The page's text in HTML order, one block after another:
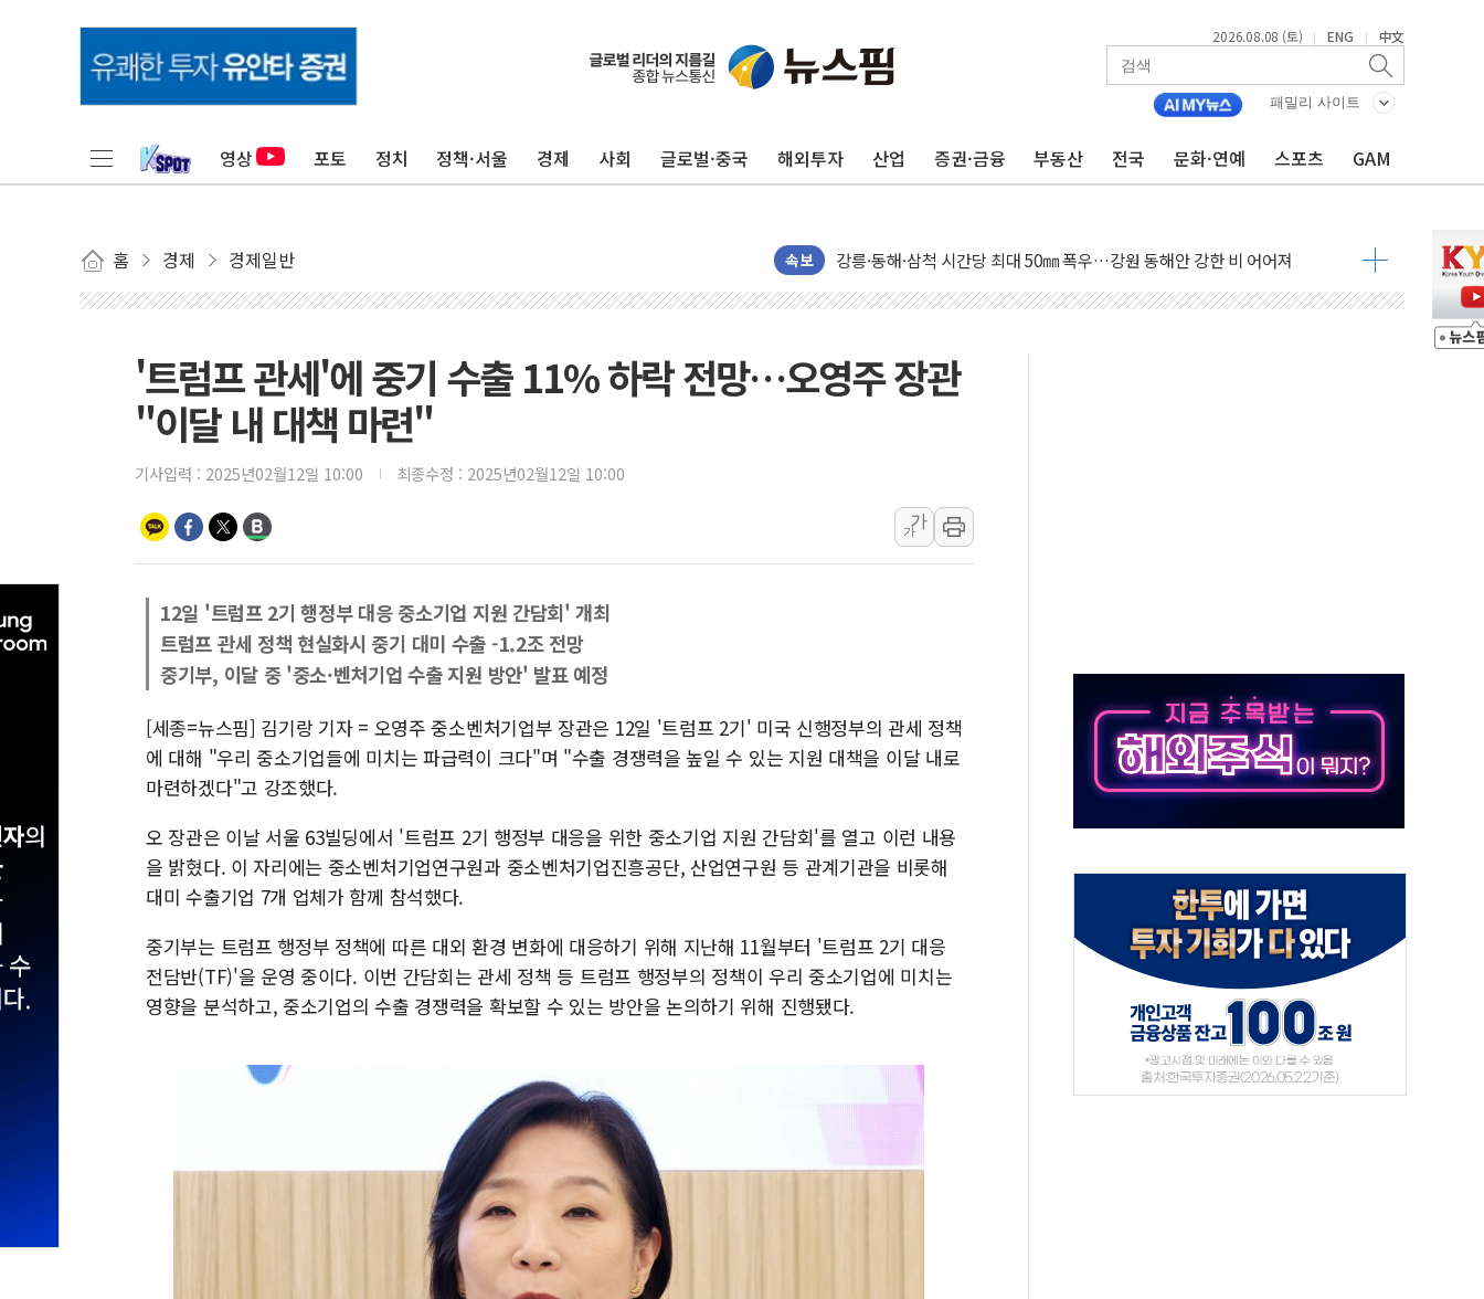
2026.08.08 (토) | ENG | 中文
패밀리 사이트
영상 포토 정치 정책·서울 경제 사회 글로벌·중국 해외투자 산업 증권·금융 부동산 전국 문화·연예 스포츠 GAM
홈 경제 경제일반 속보
이번주 국내 주요 금융일정(8.10~8.14)
강릉·동해·삼척 시간당 최대 50㎜ 폭우…강원 동해안 강한 비 어어져
폐기물 수거하다 참변…60대 환경미화원 수거차에 치여 사망
李대통령 "결혼 때문에 손해 보는 일 없게"…'결혼 페널티' 22개 과제 손본다
여수 오동도 인근 해상서 모터보트 전복…1명 사망·1명 실종
'화합' 꺼낸 김민석에 '뻔뻔' 받아친 정청래…제주 연설서 신경전 고조
李대통령, ISA 개편 재검토 지시…與 "적극 환영"·野 "졸속 국정"
인제 용대리 계곡서 수위 상승으로 피서객 7명 고립…전원 구조
동해시, 11~14일 '별똥별 멍' 운영…페르세우스 유성우 관측
강원 중·남부 동해안 시간당 50mm 이상 폭우…호우경보 발효
청양 밭에서 일하던 90대 숨져…온열질환 여부 조사
폭염에 車 운전면허 기능시험 오전 집중 편성…체감온도 38도 넘으면 중단
'트럼프 관세'에 중기 수출 11% 하락 전망…오영주 장관
"이달 내 대책 마련"
기사입력 : 2025년02월12일 10:00 최종수정 : 2025년02월12일 10:00
가
가
12일 '트럼프 2기 행정부 대응 중소기업 지원 간담회' 개최
트럼프 관세 정책 현실화시 중기 대미 수출 -1.2조 전망
중기부, 이달 중 '중소·벤처기업 수출 지원 방안' 발표 예정
[세종=뉴스핌] 김기랑 기자 = 오영주 중소벤처기업부 장관은 12일 '트럼프 2기' 미국 신행정부의 관세 정책
에 대해 "우리 중소기업들에 미치는 파급력이 크다"며 "수출 경쟁력을 높일 수 있는 지원 대책을 이달 내로
마련하겠다"고 강조했다.
오 장관은 이날 서울 63빌딩에서 '트럼프 2기 행정부 대응을 위한 중소기업 지원 간담회'를 열고 이런 내용
을 밝혔다. 이 자리에는 중소벤처기업연구원과 중소벤처기업진흥공단, 산업연구원 등 관계기관을 비롯해
대미 수출기업 7개 업체가 함께 참석했다.
중기부는 트럼프 행정부 정책에 따른 대외 환경 변화에 대응하기 위해 지난해 11월부터 '트럼프 2기 대응
전담반(TF)'을 운영 중이다. 이번 간담회는 관세 정책 등 트럼프 행정부의 정책이 우리 중소기업에 미치는
영향을 분석하고, 중소기업의 수출 경쟁력을 확보할 수 있는 방안을 논의하기 위해 진행됐다.